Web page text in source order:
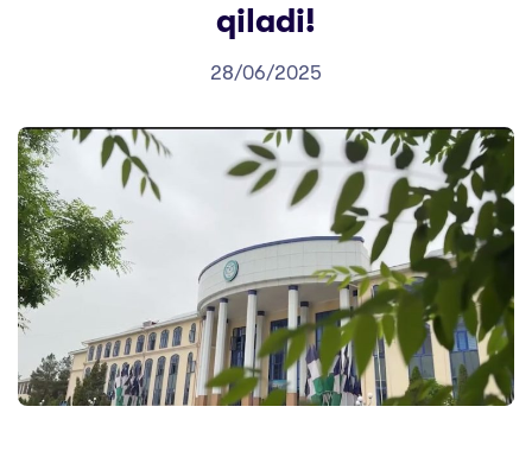
qiladi!
28/06/2025